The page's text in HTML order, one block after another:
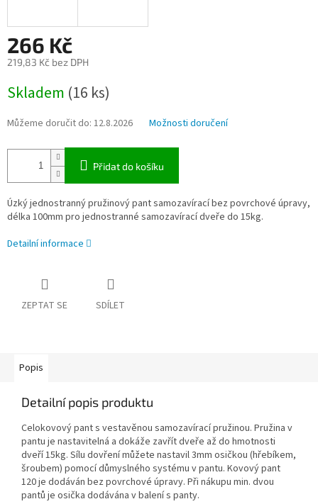
266 Kč
219,83 Kč bez DPH
cena:
Skladem (16 ks)
Můžeme doručit do: 12.8.2026 Možnosti doručení
Přidat do košíku
Úzký jednostranný pružinový pant samozavírací bez povrchové úpravy,
délka 100mm pro jednostranné samozavírací dveře do 15kg.
Detailní informace
ZEPTAT SE SDÍLET
Popis
Detailní popis produktu
Celokovový pant s vestavěnou samozavírací pružinou. Pružina v
pantu je nastavitelná a dokáže zavřít dveře až do hmotnosti
dveří 15kg. Sílu dovření můžete nastavil 3mm osičkou (hřebíkem,
šroubem) pomocí důmyslného systému v pantu. Kovový pant
120 je dodáván bez povrchové úpravy. Při nákupu min. dvou
pantů je osička dodávána v balení s panty.